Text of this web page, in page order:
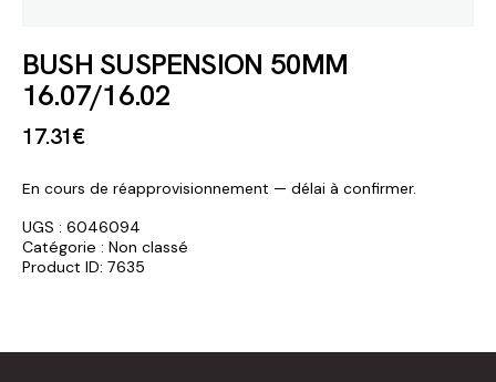
BUSH SUSPENSION 50MM
16.07/16.02
17.31€
En cours de réapprovisionnement — délai à confirmer.
UGS : 6046094
Catégorie : Non classé
Product ID: 7635